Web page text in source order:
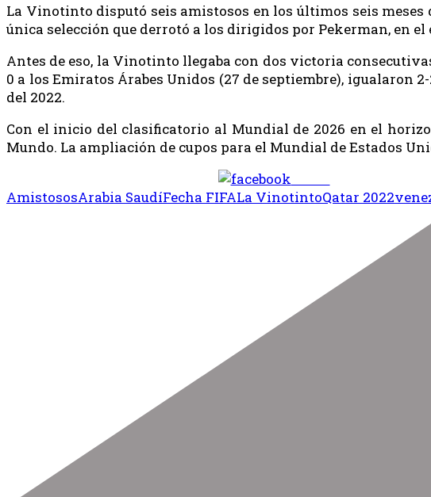
La Vinotinto disputó seis amistosos en los últimos seis
única selección que derrotó a los dirigidos por Pekerman, en
Antes de eso, la Vinotinto llegaba con dos victoria
0 a los Emiratos Árabes Unidos (27 de septiembre), igualaron
del 2022.
Con el inicio del clasificatorio al Mundial de 2026 en el
Mundo. La ampliación de cupos para el Mundial de Estados
AmistososArabia SaudíFecha FIFALa VinotintoQatar 2022